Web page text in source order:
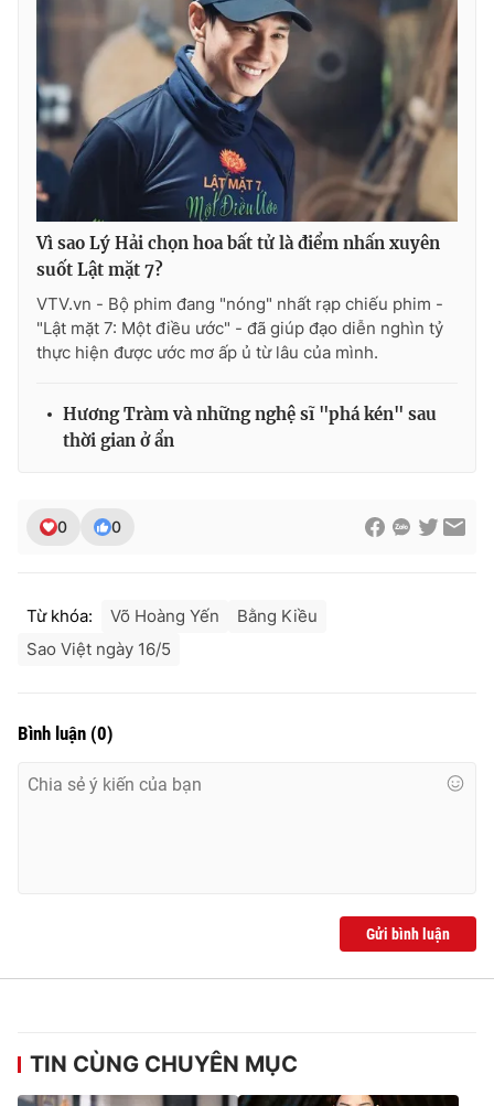
Vì sao Lý Hải chọn hoa bất tử là điểm nhấn xuyên
suốt Lật mặt 7?
VTV.vn - Bộ phim đang "nóng" nhất rạp chiếu phim -
"Lật mặt 7: Một điều ước" - đã giúp đạo diễn nghìn tỷ
thực hiện được ước mơ ấp ủ từ lâu của mình.
Hương Tràm và những nghệ sĩ "phá kén" sau
thời gian ở ẩn
0 0
Từ khóa: Võ Hoàng Yến
Bằng Kiều
Sao Việt ngày 16/5
Bình luận (0)
Gửi bình luận
TIN CÙNG CHUYÊN MỤC